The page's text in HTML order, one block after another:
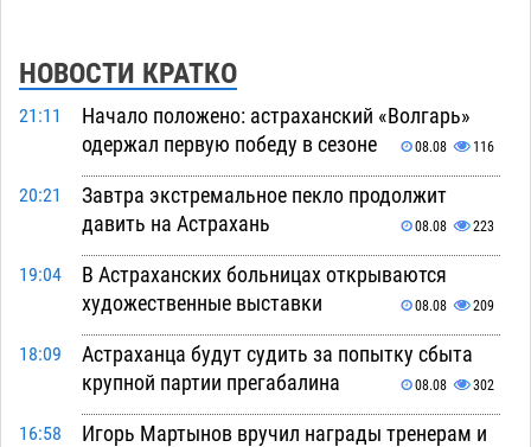
НОВОСТИ КРАТКО
21:11
Начало положено: астраханский «Волгарь»
одержал первую победу в сезоне
08.08 116
20:21
Завтра экстремальное пекло продолжит
давить на Астрахань
08.08 223
19:04
В Астраханских больницах открываются
художественные выставки
08.08 209
18:09
Астраханца будут судить за попытку сбыта
крупной партии прегабалина
08.08 302
16:58
Игорь Мартынов вручил награды тренерам и